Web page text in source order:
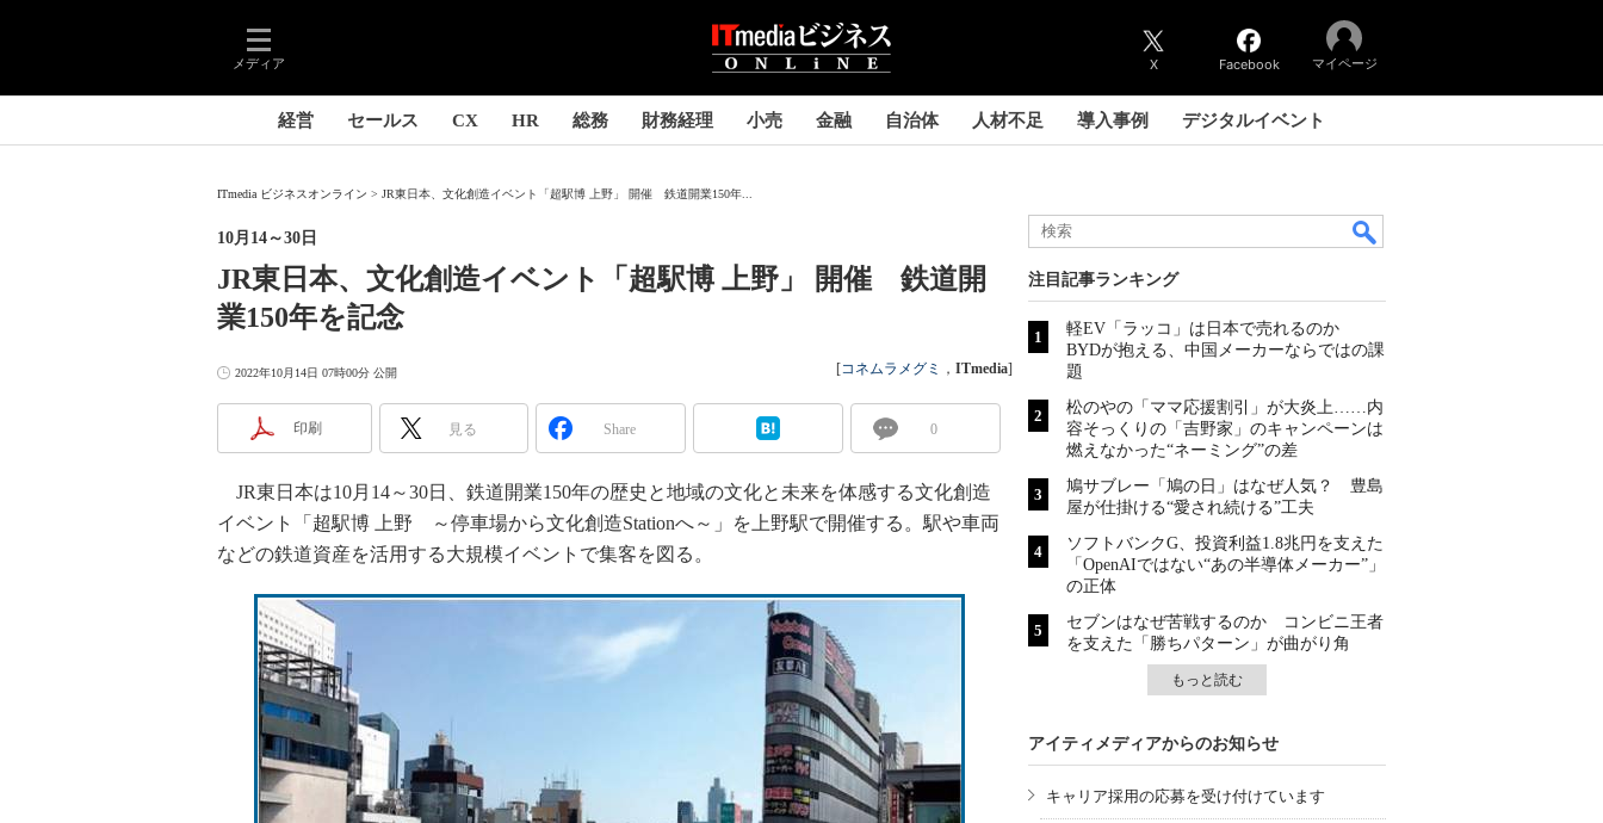
メディア X Facebook マイページ
経営 セールス CX HR 総務 財務経理 小売 金融 自治体 人材不足 導入事例 デジタルイベント
ITmedia ビジネスオンライン JR東日本、文化創造イベント「超駅博 上野」 開催 鉄道開業150年...
JR東日本、文化創造イベント「超駅博 上野」 開催 鉄道開
業150年を記念
10月14～30日
2022年10月14日 07時00分 公開 [コネムラメグミ ， ITmedia]
印刷 見る Share 0
JR東日本は10月14～30日、鉄道開業150年の歴史と地域の文化と未来を体感する文化創造
イベント「超駅博 上野 ～停車場から文化創造Stationへ～」を上野駅で開催する。駅や車両
などの鉄道資産を活用する大規模イベントで集客を図る。
注目記事ランキング
軽EV「ラッコ」は日本で売れるのか
BYDが抱える、中国メーカーならではの課
題
松のやの「ママ応援割引」が大炎上……内
容そっくりの「吉野家」のキャンペーンは
燃えなかった“ネーミング”の差
鳩サブレー「鳩の日」はなぜ人気？ 豊島
屋が仕掛ける“愛され続ける”工夫
ソフトバンクG、投資利益1.8兆円を支えた
「OpenAIではない“あの半導体メーカー”」
の正体
セブンはなぜ苦戦するのか コンビニ王者
を支えた「勝ちパターン」が曲がり角
もっと読む
アイティメディアからのお知らせ
キャリア採用の応募を受け付けています